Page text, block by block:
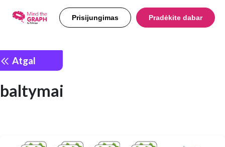
Prisijungimas Pradėkite dabar
Atgal
baltymai